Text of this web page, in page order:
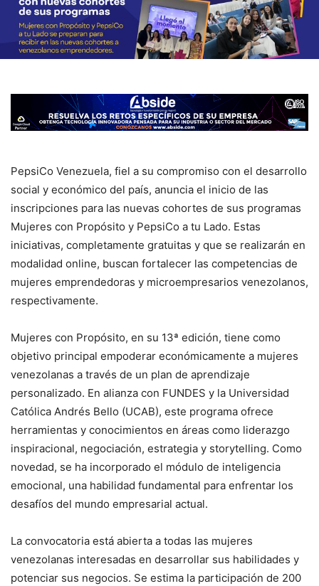
PepsiCo Venezuela, fiel a su compromiso con el desarrollo
social y económico del país, anuncia el inicio de las
inscripciones para las nuevas cohortes de sus programas
Mujeres con Propósito y PepsiCo a tu Lado. Estas
iniciativas, completamente gratuitas y que se realizarán en
modalidad online, buscan fortalecer las competencias de
mujeres emprendedoras y microempresarios venezolanos,
respectivamente.
Mujeres con Propósito, en su 13ª edición, tiene como
objetivo principal empoderar económicamente a mujeres
venezolanas a través de un plan de aprendizaje
personalizado. En alianza con FUNDES y la Universidad
Católica Andrés Bello (UCAB), este programa ofrece
herramientas y conocimientos en áreas como liderazgo
inspiracional, negociación, estrategia y storytelling. Como
novedad, se ha incorporado el módulo de inteligencia
emocional, una habilidad fundamental para enfrentar los
desafíos del mundo empresarial actual.
La convocatoria está abierta a todas las mujeres
venezolanas interesadas en desarrollar sus habilidades y
potenciar sus negocios. Se estima la participación de 200